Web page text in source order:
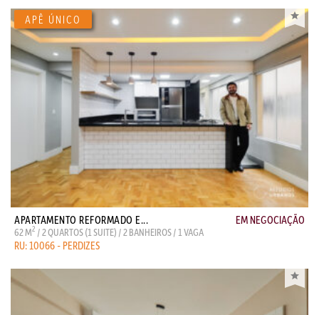
APARTAMENTO REFORMADO E... EM NEGOCIAÇÃO
62 M2 / 2 QUARTOS (1 SUITE) / 2 BANHEIROS / 1 VAGA
RU: 10066 - PERDIZES